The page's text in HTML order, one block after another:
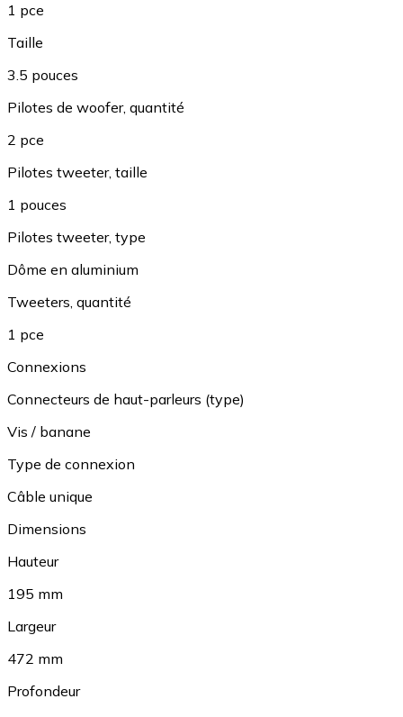
1 pce
Taille
3.5 pouces
Pilotes de woofer, quantité
2 pce
Pilotes tweeter, taille
1 pouces
Pilotes tweeter, type
Dôme en aluminium
Tweeters, quantité
1 pce
Connexions
Connecteurs de haut-parleurs (type)
Vis / banane
Type de connexion
Câble unique
Dimensions
Hauteur
195 mm
Largeur
472 mm
Profondeur